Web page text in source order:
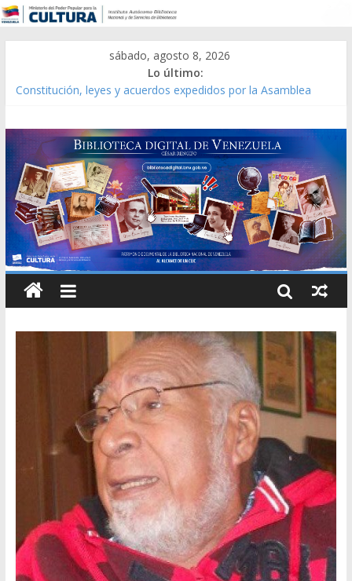
sábado, agosto 8, 2026
Lo último:
Constitución, leyes y acuerdos expedidos por la Asamblea
Modesta Bor Sánchez [material gráfico]
Gaceta Oficial de la República de Venezuela año CXXXIII Mes V,
Caracas 09 de marzo de 2006 N° 38.394
Catálogo temático de obras de Modesta Bor